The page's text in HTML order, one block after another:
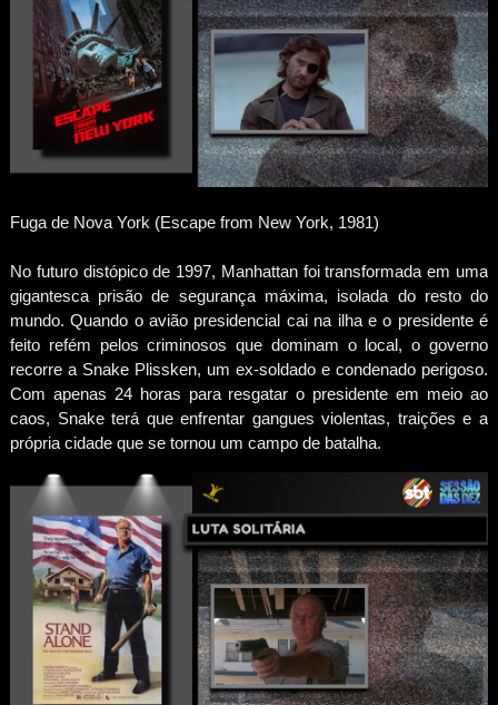
Fuga de Nova York (Escape from New York, 1981)
No futuro distópico de 1997, Manhattan foi transformada em uma
gigantesca prisão de segurança máxima, isolada do resto do
mundo. Quando o avião presidencial cai na ilha e o presidente é
feito refém pelos criminosos que dominam o local, o governo
recorre a Snake Plissken, um ex-soldado e condenado perigoso.
Com apenas 24 horas para resgatar o presidente em meio ao
caos, Snake terá que enfrentar gangues violentas, traições e a
própria cidade que se tornou um campo de batalha.